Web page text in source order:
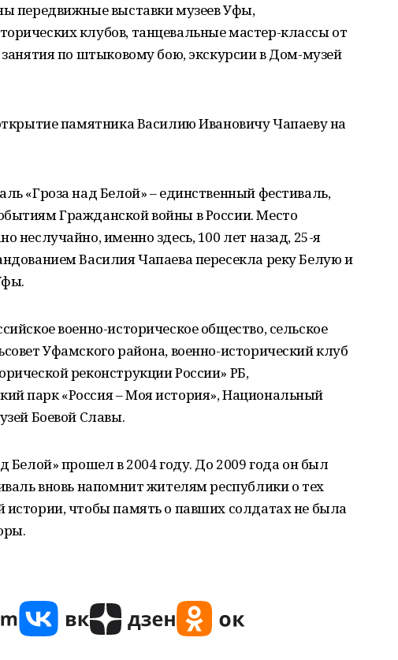
передвижные выставки музеев Уфы,
клубов, танцевальные мастер-классы от
занятия по штыковому бою, экскурсии в Дом-музей
памятника Василию Ивановичу Чапаеву на
«Гроза над Белой» – единственный фестиваль,
Гражданской войны в России. Место
неслучайно, именно здесь, 100 лет назад, 25-я
Василия Чапаева пересекла реку Белую и
военно-историческое общество, сельское
Уфамского района, военно-исторический клуб
реконструкции России» РБ,
парк «Россия – Моя история», Национальный
Боевой Славы.
Белой» прошел в 2004 году. До 2009 года он был
вновь напомнит жителям республики о тех
чтобы память о павших солдатах не была